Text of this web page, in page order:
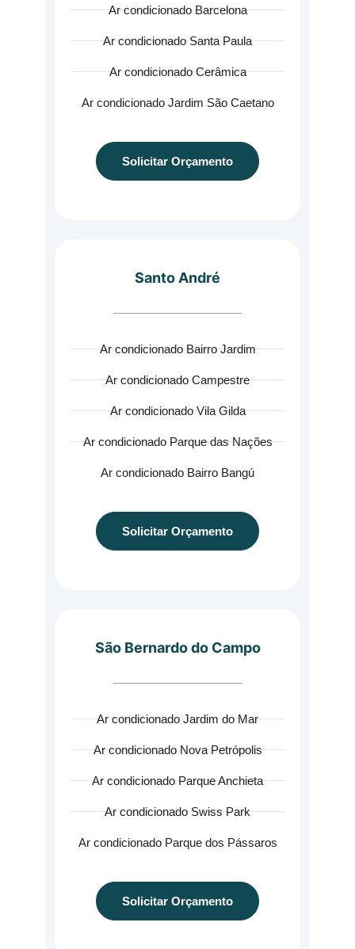
Ar condicionado Barcelona
Ar condicionado Santa Paula
Ar condicionado Cerâmica
Ar condicionado Jardim São Caetano
Solicitar Orçamento
Santo André
Ar condicionado Bairro Jardim
Ar condicionado Campestre
Ar condicionado Vila Gilda
Ar condicionado Parque das Nações
Ar condicionado Bairro Bangú
Solicitar Orçamento
São Bernardo do Campo
Ar condicionado Jardim do Mar
Ar condicionado Nova Petrópolis
Ar condicionado Parque Anchieta
Ar condicionado Swiss Park
Ar condicionado Parque dos Pássaros
Solicitar Orçamento